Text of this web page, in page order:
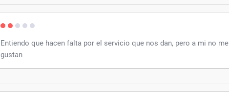
Entiendo que hacen falta por el servicio que nos dan, pero a mi no me
gustan